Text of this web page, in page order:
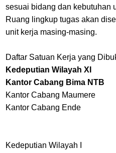
sesuai bidang dan kebutuhan
Ruang lingkup tugas akan
unit kerja masing-masing.
Daftar Satuan Kerja yang
Kedeputian Wilayah XI
Kantor Cabang Bima NTB
Kantor Cabang Maumere
Kantor Cabang Ende
Kedeputian Wilayah I